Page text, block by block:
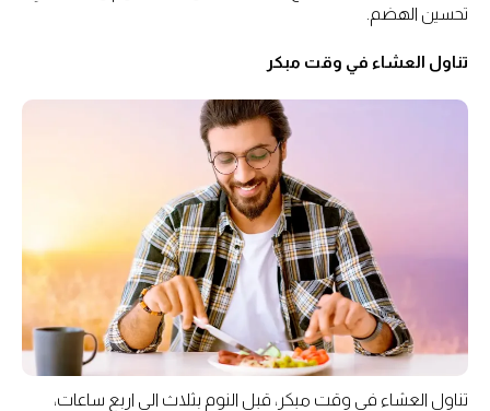
تحسين الهضم.
تناول العشاء في وقت مبكر
تناول العشاء في وقت مبكر، قبل النوم بثلاث الى اربع ساعات،